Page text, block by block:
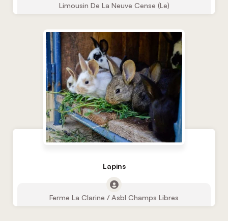
Limousin De La Neuve Cense (Le)
Lapins
Ferme La Clarine / Asbl Champs Libres